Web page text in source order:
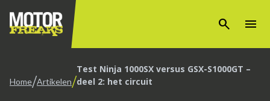
search menu
Home/Artikelen/Test Ninja 1000SX versus GSX-S1000GT –
deel 2: het circuit